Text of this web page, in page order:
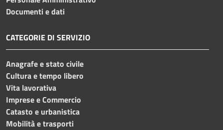
Documenti e dati
CATEGORIE DI SERVIZIO
Anagrafe e stato civile
Cultura e tempo libero
Vita lavorativa
Imprese e Commercio
Catasto e urbanistica
Mobilità e trasporti